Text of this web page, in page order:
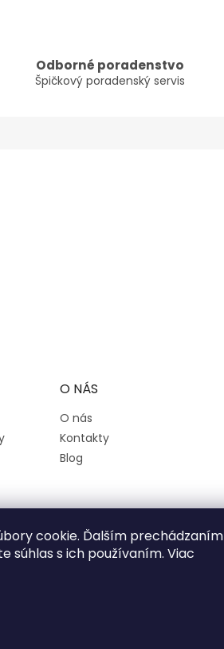
cookie. Ďalším prechádzaním
súhlas s ich používaním. Viac
Odborné poradenstvo
Špičkový poradenský servis
O NÁS
O nás
Kontakty
Blog